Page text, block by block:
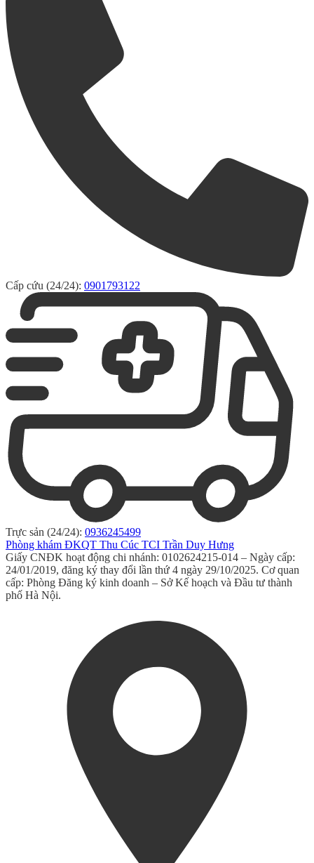
Cấp cứu (24/24): 0901793122
Trực sản (24/24): 0936245499
Phòng khám ĐKQT Thu Cúc TCI Trần Duy Hưng
Giấy CNĐK hoạt động chi nhánh: 0102624215-014 – Ngày cấp:
24/01/2019, đăng ký thay đổi lần thứ 4 ngày 29/10/2025. Cơ quan
cấp: Phòng Đăng ký kinh doanh – Sở Kế hoạch và Đầu tư thành
phố Hà Nội.